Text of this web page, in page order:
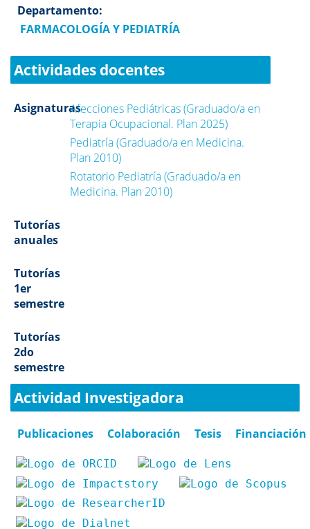
Departamento:
FARMACOLOGÍA Y PEDIATRÍA
Actividades docentes
AsignaturasAfecciones Pediátricas (Graduado/a en
Terapia Ocupacional. Plan 2025)
Pediatría (Graduado/a en Medicina.
Plan 2010)
Rotatorio Pediatría (Graduado/a en
Medicina. Plan 2010)
Tutorías
anuales
Tutorías
1er
semestre
Tutorías
2do
semestre
Actividad Investigadora
Publicaciones Colaboración Tesis Financiación